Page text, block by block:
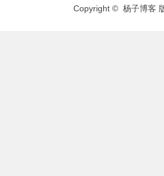
Copyright © 杨子博客